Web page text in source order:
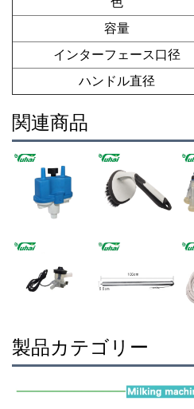
容量
インターフェース口径
ハンドル直径
関連商品
製品カテゴリー